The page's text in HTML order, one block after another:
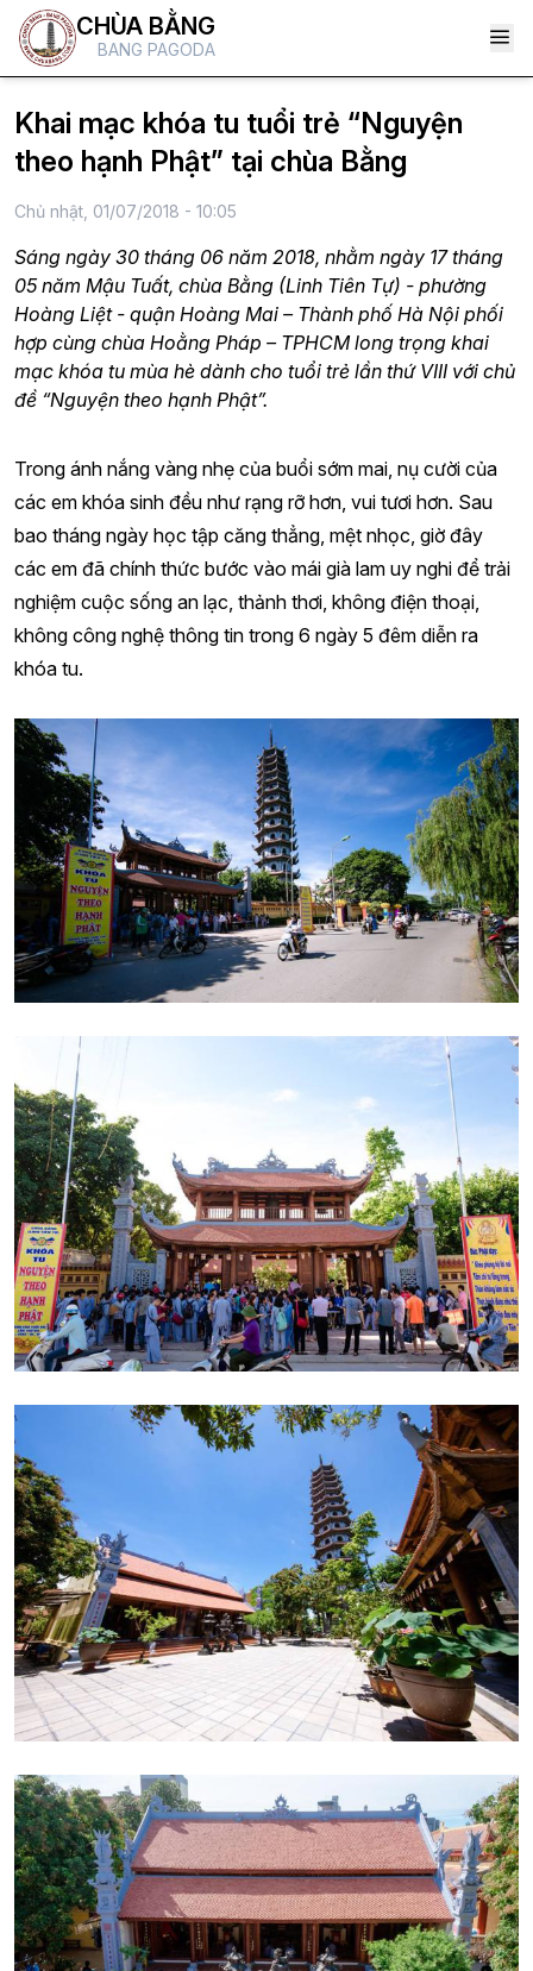
CHÙA BẰNG
BANG PAGODA
Khai mạc khóa tu tuổi trẻ “Nguyện
theo hạnh Phật” tại chùa Bằng
Chủ nhật, 01/07/2018 - 10:05
Sáng ngày 30 tháng 06 năm 2018, nhằm ngày 17 tháng
05 năm Mậu Tuất, chùa Bằng (Linh Tiên Tự) - phường
Hoàng Liệt - quận Hoàng Mai – Thành phố Hà Nội phối
hợp cùng chùa Hoằng Pháp – TPHCM long trọng khai
mạc khóa tu mùa hè dành cho tuổi trẻ lần thứ VIII với chủ
đề “Nguyện theo hạnh Phật”.
Trong ánh nắng vàng nhẹ của buổi sớm mai, nụ cười của
các em khóa sinh đều như rạng rỡ hơn, vui tươi hơn. Sau
bao tháng ngày học tập căng thẳng, mệt nhọc, giờ đây
các em đã chính thức bước vào mái già lam uy nghi để trải
nghiệm cuộc sống an lạc, thảnh thơi, không điện thoại,
không công nghệ thông tin trong 6 ngày 5 đêm diễn ra
khóa tu.